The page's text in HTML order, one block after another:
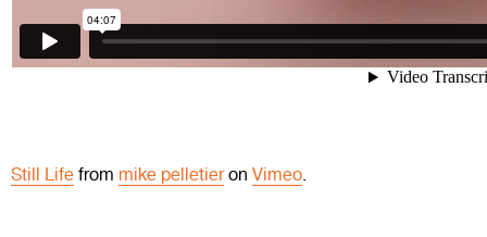
Still Life from mike pelletieron Vimeo.